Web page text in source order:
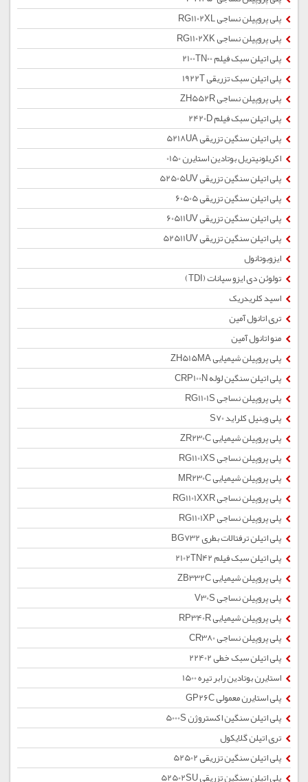
پلی پروپیلن نساجی RG1102XL
پلی پروپیلن نساجی RG1102XK
پلی اتیلن سبک فیلم 2100TN00
پلی اتیلن سبک تزریقی 1922T
پلی پروپیلن نساجی ZH552R
پلی اتیلن سبک فیلم 2420D
پلی اتیلن سنگین تزریقی 5218UA
اکریلونیتریل بوتادین استایرن 0150
پلی اتیلن سنگین تزریقی 52505UV
پلی اتیلن سنگین تزریقی 60505
پلی اتیلن سنگین تزریقی 60511UV
پلی اتیلن سنگین تزریقی 52511UV
ایزوبوتانول
تولوئن دی ایزو سیانات (TDI)
اسید کلریدریک
تری اتانول آمین
منو اتانول آمین
پلی پروپیلن شیمیایی ZH515MA
پلی اتیلن سنگین لوله CRP100N
پلی پروپیلن نساجی RG1101S
پلی وینیل کلراید S70
پلی پروپیلن شیمیایی ZR230C
پلی پروپیلن نساجی RG1101XS
پلی پروپیلن شیمیایی MR230C
پلی پروپیلن نساجی RG1101XXR
پلی پروپیلن نساجی RG1101XP
پلی اتیلن ترفتالات بطری BG732
پلی اتیلن سبک فیلم 2102TN42
پلی پروپیلن شیمیایی ZB332C
پلی پروپیلن نساجی V30S
پلی پروپیلن شیمیایی RP340R
پلی پروپیلن نساجی CR380
پلی اتیلن سبک خطی 22402
استایرن بوتادین رابر تیره 1500
پلی استایرن معمولی GP26C
پلی اتیلن سنگین اکستروژن 5000S
تری اتیلن گلایکول
پلی اتیلن سنگین تزریقی 52502
پلی اتیلن سنگین تزریقی 52502SU